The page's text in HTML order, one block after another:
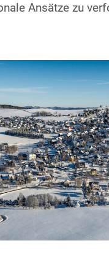
Ansätze zu